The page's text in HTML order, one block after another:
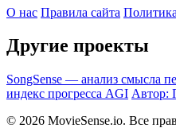
О нас Правила сайта
Другие проекты
SongSense — анализ смысла
индекс прогресса AGI Автор:
© 2026 MovieSense.io. Все